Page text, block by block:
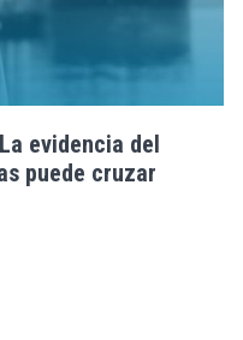
evidencia del
puede cruzar